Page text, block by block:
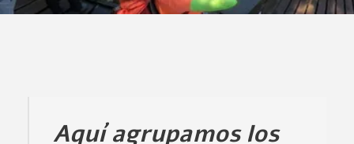
Aquí agrupamos los